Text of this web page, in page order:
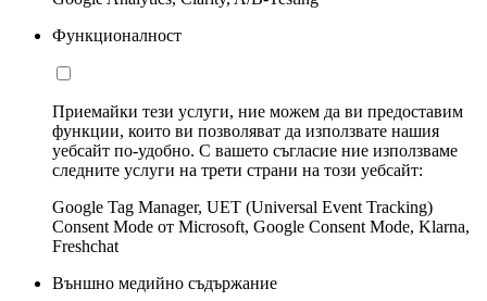
Функционалност
Приемайки тези услуги, ние можем да ви предоставим
функции, които ви позволяват да използвате нашия
уебсайт по-удобно. С вашето съгласие ние използваме
следните услуги на трети страни на този уебсайт:
Google Tag Manager, UET (Universal Event Tracking)
Consent Mode от Microsoft, Google Consent Mode, Klarna,
Freshchat
Външно медийно съдържание